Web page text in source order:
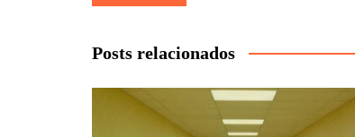
de
Post
Posts relacionados